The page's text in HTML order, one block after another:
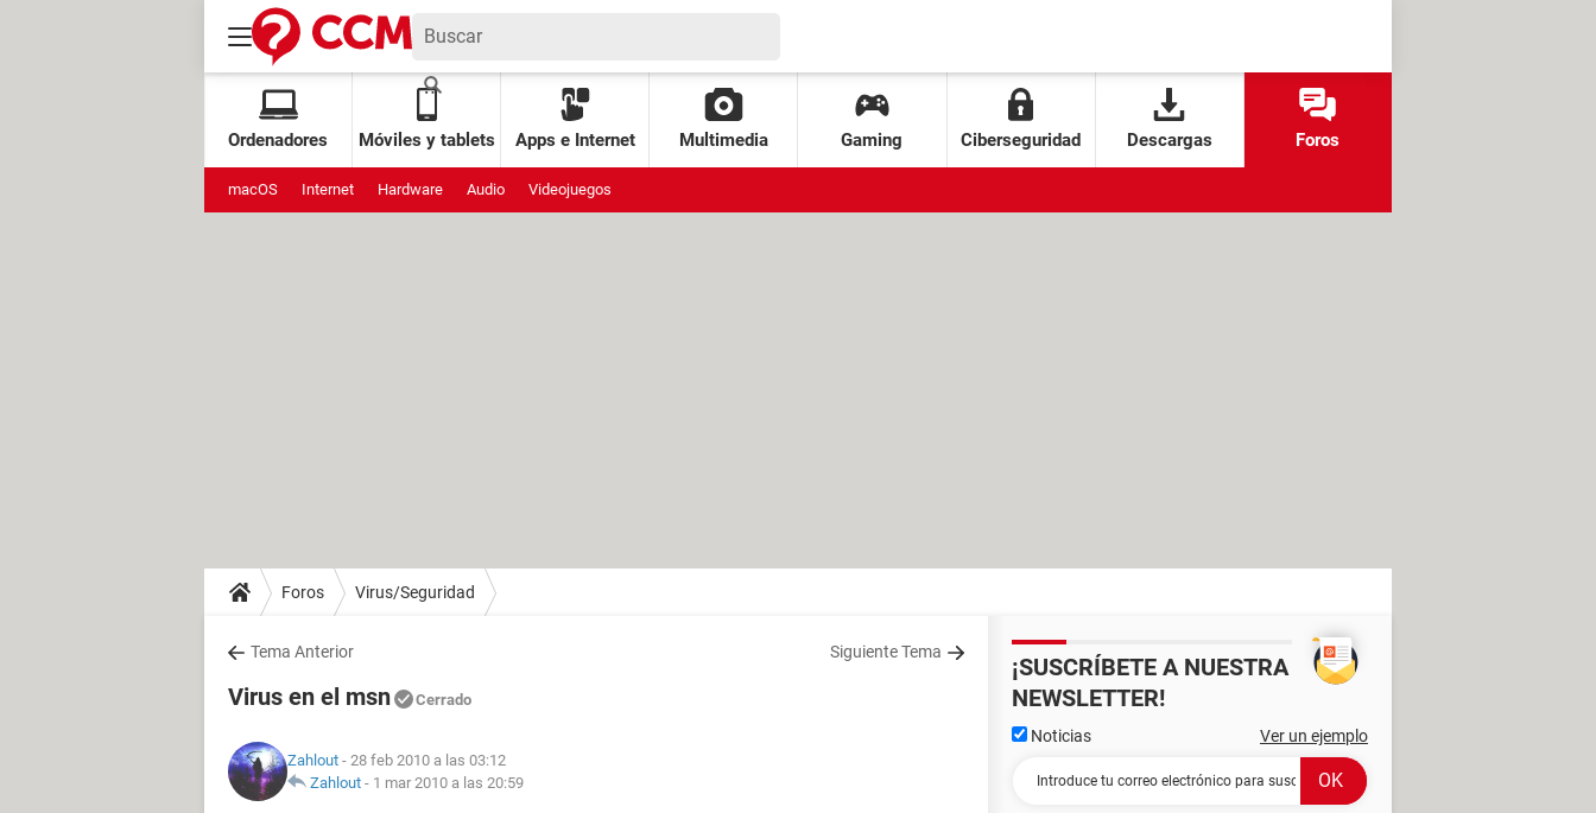
Ordenadores Móviles y tablets Apps e Internet Multimedia Gaming Ciberseguridad Descargas Foros
macOS Internet Hardware Audio Videojuegos
Foros Virus/Seguridad
Tema Anterior Siguiente Tema
Virus en el msn Cerrado
Zahlout - 28 feb 2010 a las 03:12
Zahlout - 1 mar 2010 a las 20:59
¡SUSCRÍBETE A NUESTRA
NEWSLETTER!
Noticias Ver un ejemplo